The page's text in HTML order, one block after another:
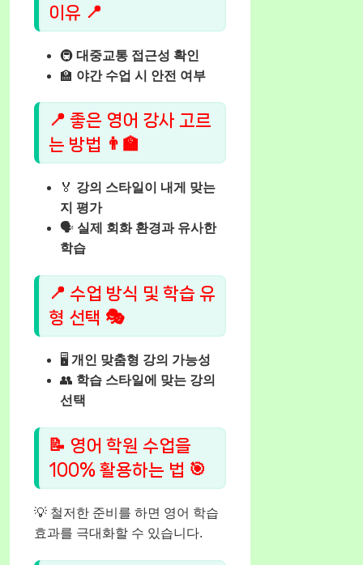
이유 📍
🚇 대중교통 접근성 확인
🏫 야간 수업 시 안전 여부
📍 좋은 영어 강사 고르
는 방법 👨‍🏫
🏅 강의 스타일이 내게 맞는
지 평가
🗣️ 실제 회화 환경과 유사한
학습
📍 수업 방식 및 학습 유
형 선택 🎭
🖥️ 개인 맞춤형 강의 가능성
👥 학습 스타일에 맞는 강의
선택
📝 영어 학원 수업을
100% 활용하는 법 🎯
💡 철저한 준비를 하면 영어 학습
효과를 극대화할 수 있습니다.